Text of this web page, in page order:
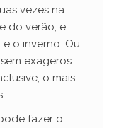
vezes na
do verão, e
o inverno. Ou
exageros.
o mais
fazer o